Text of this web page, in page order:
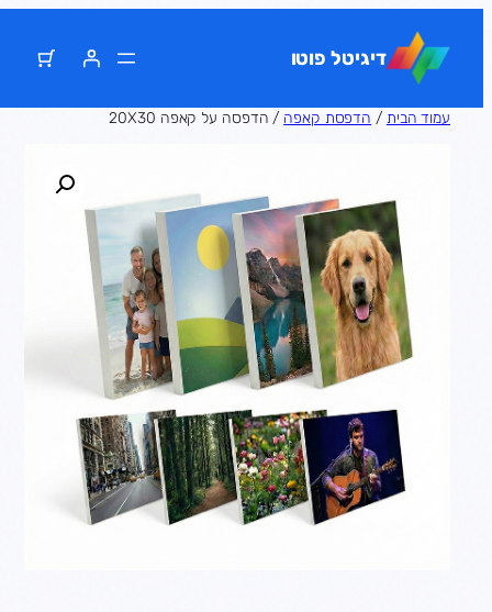
לתוכן
דיגיטל פוטו
עמוד הבית/הדפסת קאפה/ הדפסה על קאפה 20X30